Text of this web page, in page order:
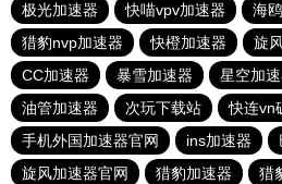
极光加速器
快喵vpv加速器 海
猎豹nvp加速器
快橙加速器 旋
CC加速器
暴雪加速器 星空加
油管加速器
次玩下载站
快连vn
手机外国加速器官网
ins加速器
旋风加速器官网
猎豹加速器 猎